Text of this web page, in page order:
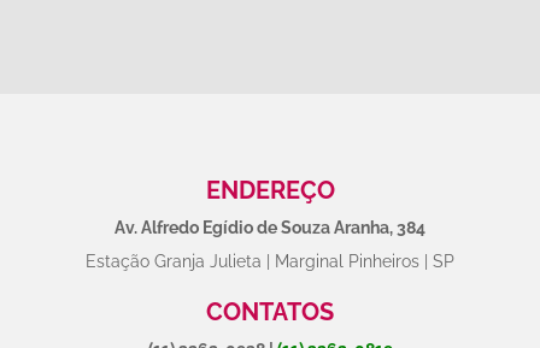
ENDEREÇO
Av. Alfredo Egídio de Souza Aranha, 384
Estação Granja Julieta | Marginal Pinheiros | SP
CONTATOS